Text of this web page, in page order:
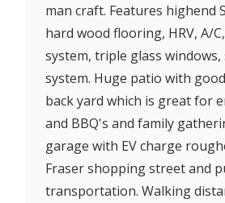
man craft. Features highend
hard wood flooring, HRV, A/
system, triple glass
system. Huge patio with
back yard which is great for
and BBQ's and family
garage with EV charge
Fraser shopping street and
transportation. Walking